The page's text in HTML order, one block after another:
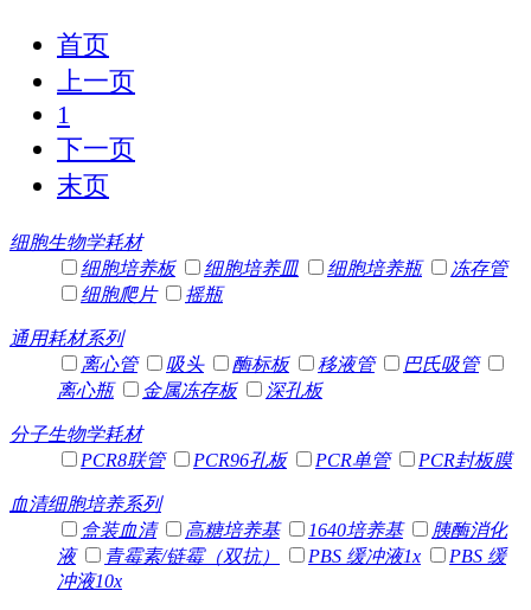
首页
上一页
1
下一页
末页
细胞生物学耗材
细胞培养板
细胞培养皿 细胞培养瓶
冻存管
细胞爬片
摇瓶
通用耗材系列
离心管
吸头 酶标板 移液管
巴氏吸管
离心瓶
金属冻存板 深孔板
分子生物学耗材
PCR8联管
PCR96孔板 PCR单管 PCR封板膜
血清细胞培养系列
盒装血清
高糖培养基 1640培养基
胰酶消化
液
青霉素/链霉（双抗） PBS 缓冲液1x
PBS 缓
冲液10x